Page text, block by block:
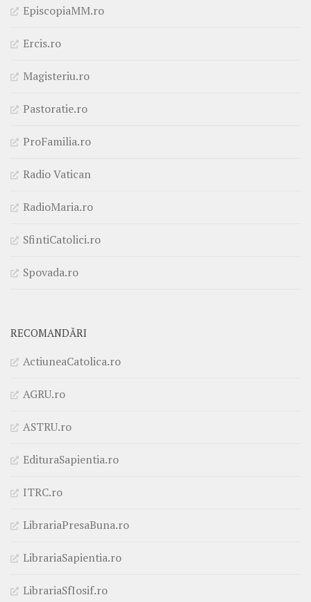
EpiscopiaMM.ro
Ercis.ro
Magisteriu.ro
Pastoratie.ro
ProFamilia.ro
Radio Vatican
RadioMaria.ro
SfintiCatolici.ro
Spovada.ro
RECOMANDĂRI
ActiuneaCatolica.ro
AGRU.ro
ASTRU.ro
EdituraSapientia.ro
ITRC.ro
LibrariaPresaBuna.ro
LibrariaSapientia.ro
LibrariaSfIosif.ro